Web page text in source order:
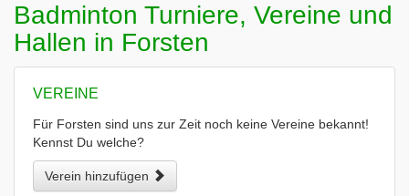
Badminton Turniere, Vereine und
Hallen in Forsten
VEREINE
Für Forsten sind uns zur Zeit noch keine Vereine bekannt!
Kennst Du welche?
Verein hinzufügen